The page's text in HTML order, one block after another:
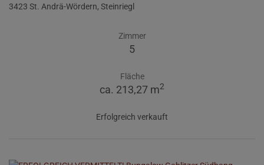
3423 St. Andrä-Wördern, Steinriegl
Zimmer
5
Fläche
ca. 213,27 m2
Erfolgreich verkauft